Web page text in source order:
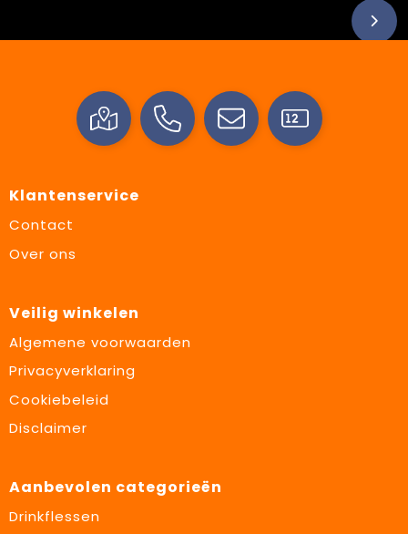
Klantenservice
Contact
Over ons
Veilig winkelen
Algemene voorwaarden
Privacyverklaring
Cookiebeleid
Disclaimer
Aanbevolen categorieën
Drinkflessen